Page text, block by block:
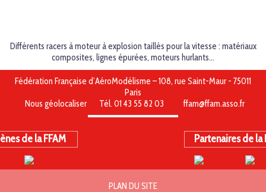
Différents racers à moteur à explosion taillés pour la vitesse : matériaux
composites, lignes épurées, moteurs hurlants...
Fédération Française d’AéroModélisme – 108, rue Saint-Maur - 75011
Paris
Nous géolocaliser
Tél. 01 43 55 82 03 ffam@ffam.asso.fr
de la FFAM Partenaires de la
PLAN DU SITE